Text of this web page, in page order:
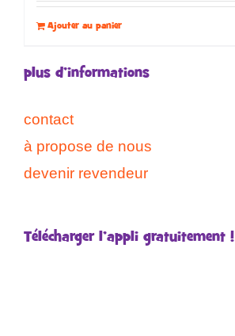
Ajouter au panier
plus d’informations
contact
à propose de nous
devenir revendeur
Télécharger l’appli gratuitement !